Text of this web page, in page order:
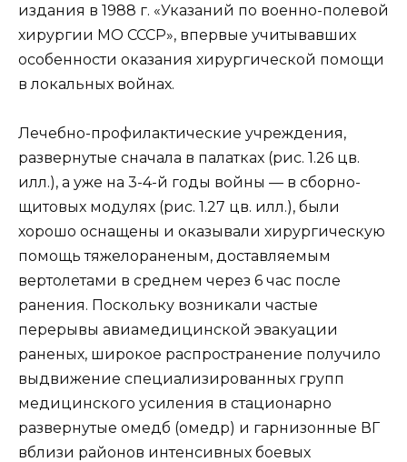
издания в 1988 г. «Указаний по военно-полевой
хирургии МО СССР», впервые учитывавших
особенности оказания хирургической помощи
в локальных войнах.
Лечебно-профилактические учреждения,
развернутые сначала в палатках (рис. 1.26 цв.
илл.), а уже на 3-4-й годы войны — в сборно-
щитовых модулях (рис. 1.27 цв. илл.), были
хорошо оснащены и оказывали хирургическую
помощь тяжелораненым, доставляемым
вертолетами в среднем через 6 час после
ранения. Поскольку возникали частые
перерывы авиамедицинской эвакуации
раненых, широкое распространение получило
выдвижение специализированных групп
медицинского усиления в стационарно
развернутые омедб (омедр) и гарнизонные ВГ
вблизи районов интенсивных боевых